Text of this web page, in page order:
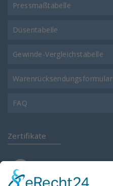
Pressmaßtabelle
Düsentabelle
Gewinde-Vergleichstabelle
Warenrücksendungsformular
FAQ
Zertifikate